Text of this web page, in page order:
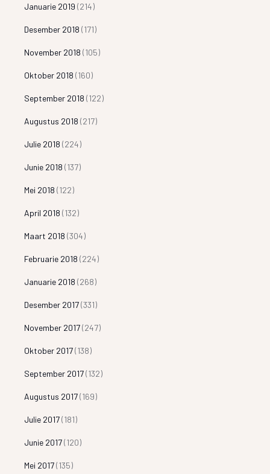
Januarie 2019 (214)
Desember 2018 (171)
November 2018 (105)
Oktober 2018 (160)
September 2018 (122)
Augustus 2018 (217)
Julie 2018 (224)
Junie 2018 (137)
Mei 2018 (122)
April 2018 (132)
Maart 2018 (304)
Februarie 2018 (224)
Januarie 2018 (268)
Desember 2017(331)
November 2017(247)
Oktober 2017(138)
September 2017(132)
Augustus 2017(169)
Julie 2017(181)
Junie 2017(120)
Mei 2017(135)